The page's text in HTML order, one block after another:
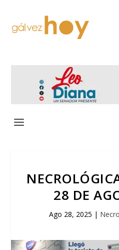
28 DE
Ago 28, 2025 |